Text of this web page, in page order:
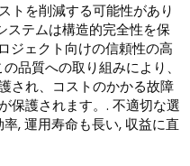
トを削減する可能性があり
ステムは構造的完全性を保
ジェクト向けの信頼性の高
品質への取り組みにより、
され、コストのかかる故障
保護されます。. 不適切な選
, 運用寿命も長い, 収益に直